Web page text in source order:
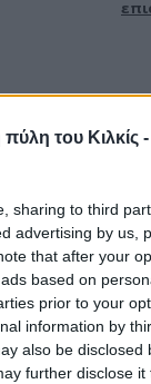
του Κιλκίς -
sharing to third
advertising by us,
that after your
based on
prior to your
information by
also be
further disclose it